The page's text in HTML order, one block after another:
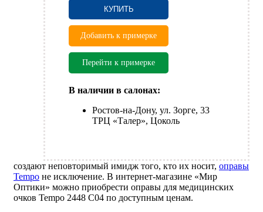
КУПИТЬ
Добавить к примерке
Перейти к примерке
В наличии в салонах:
Ростов-на-Дону, ул. Зорге, 33
ТРЦ «Талер», Цоколь
создают неповторимый имидж того, кто их носит, оправы
Tempo не исключение. В интернет-магазине «Мир
Оптики» можно приобрести оправы для медицинских
очков Tempo 2448 C04 по доступным ценам.